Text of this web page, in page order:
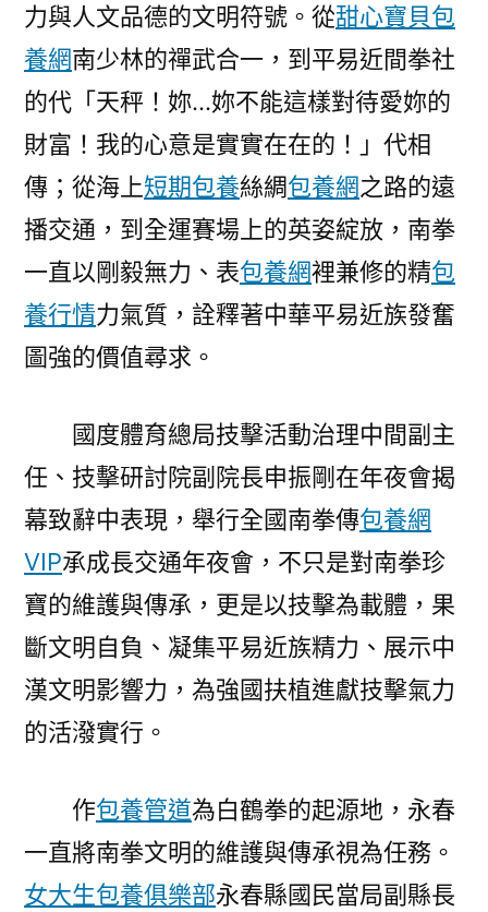
力與人文品德的文明符號。從甜心寶貝包
養網南少林的禪武合一，到平易近間拳社
的代「天秤！妳…妳不能這樣對待愛妳的
財富！我的心意是實實在在的！」代相
傳；從海上短期包養絲綢包養網之路的遠
播交通，到全運賽場上的英姿綻放，南拳
一直以剛毅無力、表包養網裡兼修的精包
養行情力氣質，詮釋著中華平易近族發奮
圖強的價值尋求。
國度體育總局技擊活動治理中間副主
任、技擊研討院副院長申振剛在年夜會揭
幕致辭中表現，舉行全國南拳傳包養網
VIP承成長交通年夜會，不只是對南拳珍
寶的維護與傳承，更是以技擊為載體，果
斷文明自負、凝集平易近族精力、展示中
漢文明影響力，為強國扶植進獻技擊氣力
的活潑實行。
作包養管道為白鶴拳的起源地，永春
一直將南拳文明的維護與傳承視為任務。
女大生包養俱樂部永春縣國民當局副縣長